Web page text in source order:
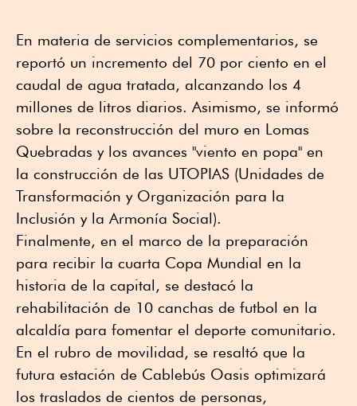
En materia de servicios complementarios, se
reportó un incremento del 70 por ciento en el
caudal de agua tratada, alcanzando los 4
millones de litros diarios. Asimismo, se informó
sobre la reconstrucción del muro en Lomas
Quebradas y los avances "viento en popa" en
la construcción de las UTOPIAS (Unidades de
Transformación y Organización para la
Inclusión y la Armonía Social).
Finalmente, en el marco de la preparación
para recibir la cuarta Copa Mundial en la
historia de la capital, se destacó la
rehabilitación de 10 canchas de futbol en la
alcaldía para fomentar el deporte comunitario.
En el rubro de movilidad, se resaltó que la
futura estación de Cablebús Oasis optimizará
los traslados de cientos de personas,